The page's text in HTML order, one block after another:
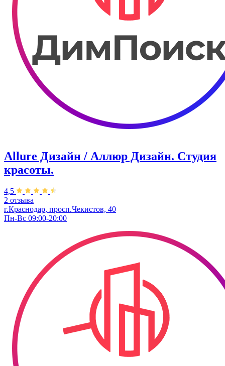
Allure Дизайн / Аллюр Дизайн. Студия
красоты.
4,5
2 отзыва
г.Краснодар, просп.Чекистов, 40
Пн-Вс 09:00-20:00